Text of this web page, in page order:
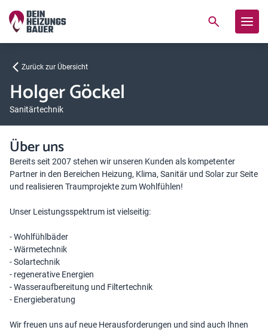
Zurück zur Übersicht
Holger Göckel
Sanitärtechnik
Über uns
Bereits seit 2007 stehen wir unseren Kunden als kompetenter
Partner in den Bereichen Heizung, Klima, Sanitär und Solar zur Seite
und realisieren Traumprojekte zum Wohlfühlen!
Unser Leistungsspektrum ist vielseitig:
- Wohlfühlbäder
- Wärmetechnik
- Solartechnik
- regenerative Energien
- Wasseraufbereitung und Filtertechnik
- Energieberatung
Wir freuen uns auf neue Herausforderungen und sind auch Ihnen